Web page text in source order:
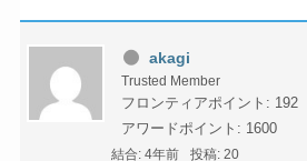
akagi
Trusted Member
フロンティアポイント: 192
アワードポイント: 1600
結合: 4年前 投稿: 20